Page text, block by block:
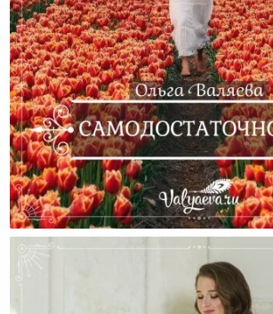
Самодостаточность